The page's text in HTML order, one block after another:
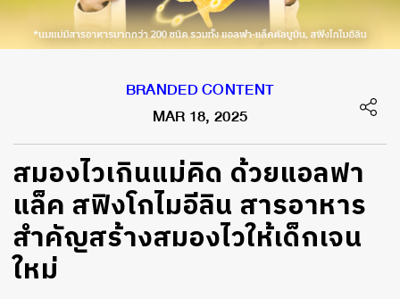
BRANDED CONTENT
MAR 18, 2025
สมองไวเกินแม่คิด ด้วยแอลฟา
แล็ค สฟิงโกไมอีลิน สารอาหาร
สำคัญสร้างสมองไวให้เด็กเจน
ใหม่